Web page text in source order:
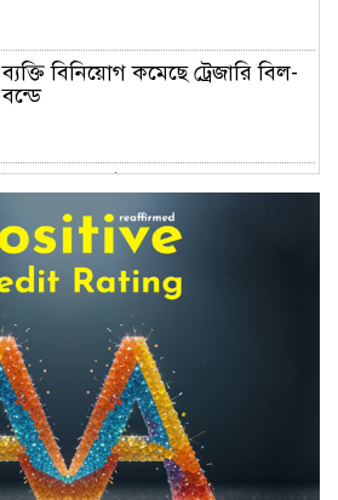
ব্যক্তি বিনিয়োগ কমেছে ট্রেজারি বিল-
বন্ডে
সংখ্যা বেড়ে ৩৫